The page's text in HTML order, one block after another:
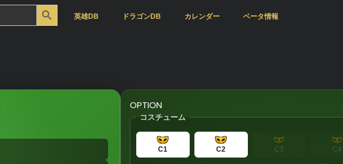
Search Button
英雄DB ドラゴンDB カレンダー ベータ情報
OPTION
コスチューム
C1 C2 C3 C4